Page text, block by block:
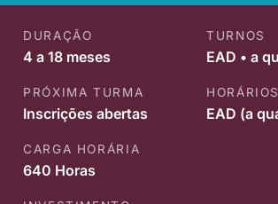
DURAÇÃO
4 a 18 meses
TURNOS
EAD • a
PRÓXIMA TURMA
Inscrições abertas
HORÁRIOS
EAD (a
CARGA HORÁRIA
640 Horas